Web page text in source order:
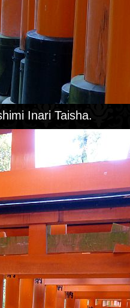
Inari Taisha.